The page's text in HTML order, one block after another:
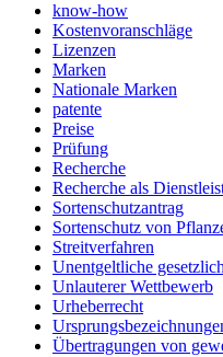
know-how
Kostenvoranschläge
Lizenzen
Marken
Nationale Marken
patente
Preise
Prüfung
Recherche
Recherche als
Sortenschutzantrag
Sortenschutz von
Streitverfahren
Unentgeltliche
Unlauterer Wettbewerb
Urheberrecht
Übertragungen von